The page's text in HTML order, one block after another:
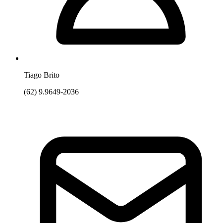
Tiago Brito
(62) 9.9649-2036